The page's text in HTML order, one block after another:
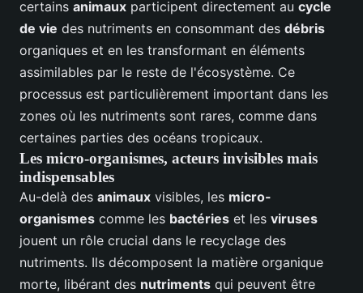
certains animaux participent directement au cycle
de vie des nutriments en consommant des débris
organiques et en les transformant en éléments
assimilables par le reste de l'écosystème. Ce
processus est particulièrement important dans les
zones où les nutriments sont rares, comme dans
certaines parties des océans tropicaux.
Les micro-organismes, acteurs invisibles mais
indispensables
Au-delà des animaux visibles, les micro-
organismes comme les bactéries et les viruses
jouent un rôle crucial dans le recyclage des
nutriments. Ils décomposent la matière organique
morte, libérant des nutriments qui peuvent être